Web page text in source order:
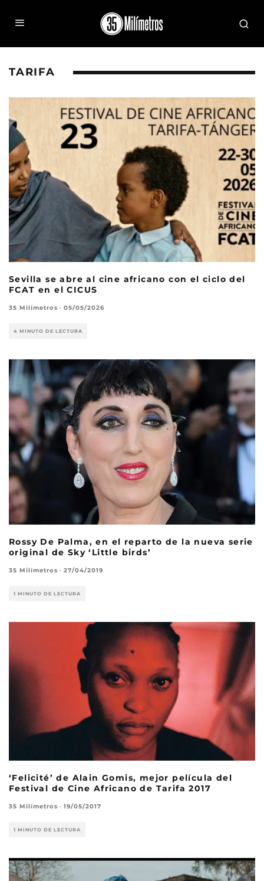
TARIFA
Sevilla se abre al cine africano con el ciclo del
FCAT en el CICUS
35 Milímetros · 05/05/2026
4 MINUTO DE LECTURA
Rossy De Palma, en el reparto de la nueva serie
original de Sky ‘Little birds’
35 Milímetros · 27/04/2019
1 MINUTO DE LECTURA
‘Felicité’ de Alain Gomis, mejor película del
Festival de Cine Africano de Tarifa 2017
35 Milímetros · 19/05/2017
1 MINUTO DE LECTURA